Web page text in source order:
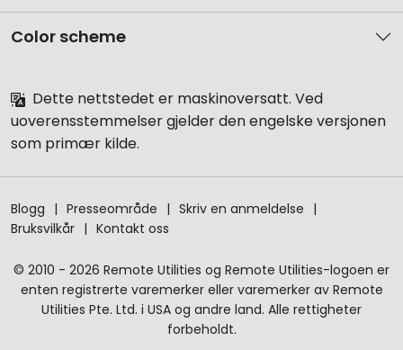
Color scheme
Dette nettstedet er maskinoversatt. Ved
uoverensstemmelser gjelder den engelske versjonen
som primær kilde.
Blogg Presseområde
Skriv en anmeldelse
Bruksvilkår
Kontakt oss
© 2010 - 2026 Remote Utilities og Remote Utilities-logoen er
enten registrerte varemerker eller varemerker av Remote
Utilities Pte. Ltd. i USA og andre land. Alle rettigheter
forbeholdt.